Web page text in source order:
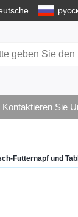
Kontaktieren Sie
Futternapf und